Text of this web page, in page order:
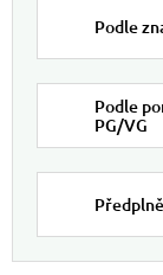
Podle
Podle
PG/VG